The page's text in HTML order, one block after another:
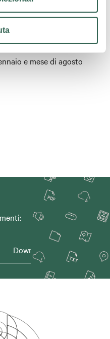
Bancomat
sera, domenica e festivi
per gruppi.
19.30.
e mese di agosto
Download